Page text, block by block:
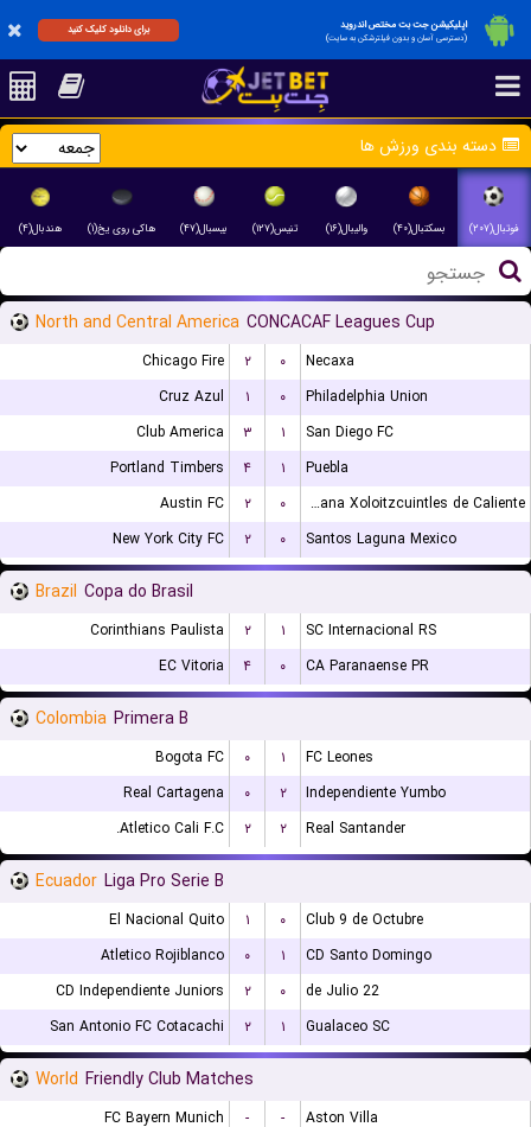
اپلیکیشن جت بت مختص اندروید
(دسترسی آسان و بدون فیلترشکن به سایت)
برای دانلود کلیک کنید
دسته بندی ورزش ها
فوتبال(۲۰۷) بسکتبال(۴۰) والیبال(۱۶) تنیس(۱۲۷) بیسبال(۴۷) هاکی روی یخ(۱) هندبال(۴)
North and Central America CONCACAF Leagues Cup
Chicago Fire ۲ ۰
Necaxa
Cruz Azul
۱ ۰
Philadelphia Union
Club America
۳ ۱
San Diego FC
Portland Timbers
۴ ۱
Puebla
Austin FC
۲ ۰
Club Tijuana Xoloitzcuintles de Caliente
New York City FC
۲ ۰ Santos Laguna Mexico
Brazil Copa do Brasil
Corinthians Paulista ۲ ۱
SC Internacional RS
EC Vitoria
۴ ۰ CA Paranaense PR
Colombia Primera B
Bogota FC ۰ ۱
FC Leones
Real Cartagena
۰ ۲
Independiente Yumbo
Atletico Cali F.C.
۲ ۲ Real Santander
Ecuador Liga Pro Serie B
El Nacional Quito ۱ ۰
Club 9 de Octubre
Atletico Rojiblanco
۰ ۱
CD Santo Domingo
CD Independiente Juniors
۲ ۰
22 de Julio
San Antonio FC Cotacachi
۲ ۱ Gualaceo SC
World Friendly Club Matches
FC Bayern Munich - -
Aston Villa